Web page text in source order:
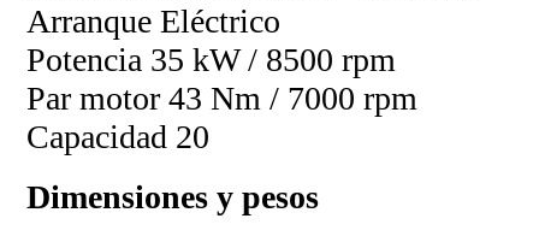
Arranque Eléctrico
Potencia 35 kW / 8500 rpm
Par motor 43 Nm / 7000 rpm
Capacidad 20
Dimensiones y pesos